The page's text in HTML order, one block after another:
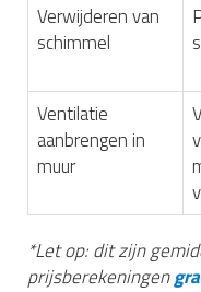
Verwijderen van
schimmel
Ventilatie
aanbrengen in
muur
*Let op: dit zijn
prijsberekeningen